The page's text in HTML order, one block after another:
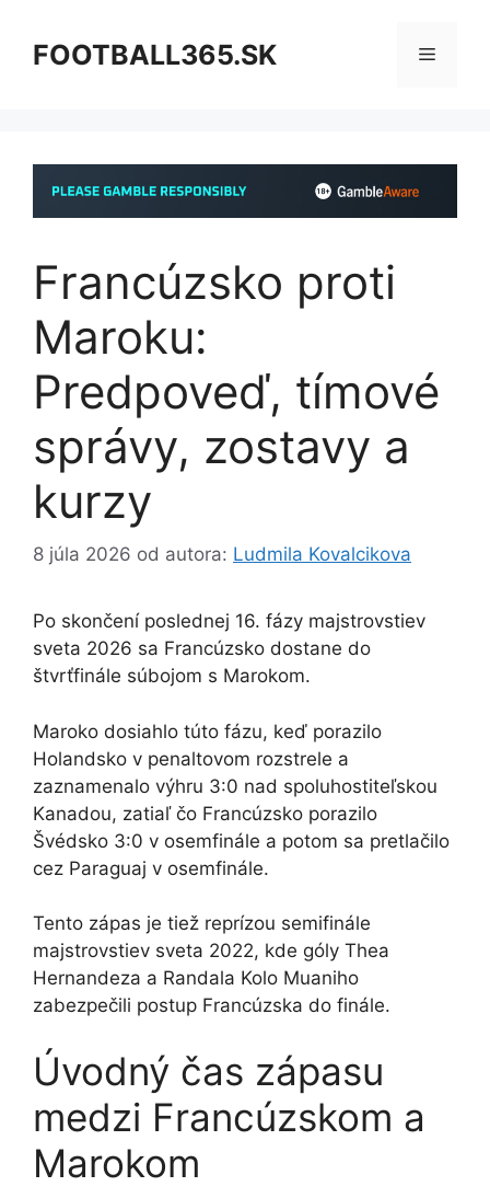
obsahFOOTBALL365.SK Menu
Francúzsko proti
Maroku:
Predpoveď, tímové
správy, zostavy a
kurzy
8 júla 2026 od autora: Ludmila Kovalcikova
Po skončení poslednej 16. fázy majstrovstiev
sveta 2026 sa Francúzsko dostane do
štvrťfinále súbojom s Marokom.
Maroko dosiahlo túto fázu, keď porazilo
Holandsko v penaltovom rozstrele a
zaznamenalo výhru 3:0 nad spoluhostiteľskou
Kanadou, zatiaľ čo Francúzsko porazilo
Švédsko 3:0 v osemfinále a potom sa pretlačilo
cez Paraguaj v osemfinále.
Tento zápas je tiež reprízou semifinále
majstrovstiev sveta 2022, kde góly Thea
Hernandeza a Randala Kolo Muaniho
zabezpečili postup Francúzska do finále.
Úvodný čas zápasu
medzi Francúzskom a
Marokom